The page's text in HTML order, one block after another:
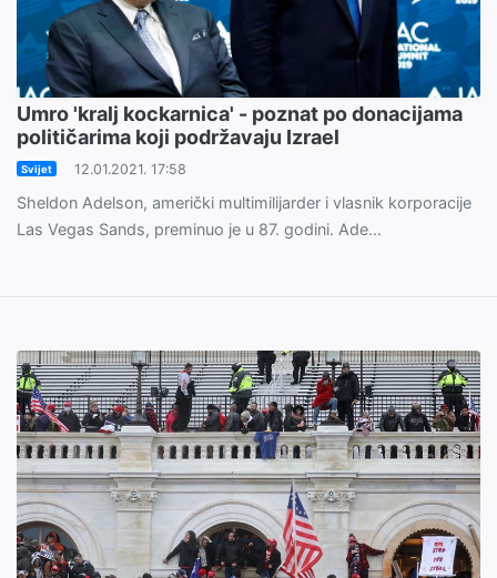
Umro 'kralj kockarnica' - poznat po donacijama
političarima koji podržavaju Izrael
Svijet 12.01.2021. 17:58
Sheldon Adelson, američki multimilijarder i vlasnik korporacije
Las Vegas Sands, preminuo je u 87. godini. Ade...